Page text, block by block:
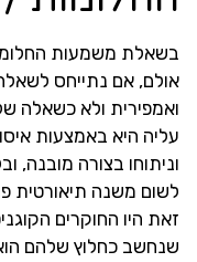
בשאלת משמעות
אולם, אם נתייחס
ואמפירית ולא כשאלה
עליה היא באמצעות
וניתוחו בצורה מובנה,
לשום משנה תיאורטית
זאת היו החוקרים
שנחשב כחלוץ שלהם הוא